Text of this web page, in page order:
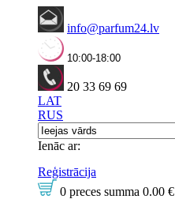
info@parfum24.lv
10:00-18:00
20 33 69 69
LAT
RUS
Ienāc ar:
Reģistrācija
0 preces summa 0.00 €